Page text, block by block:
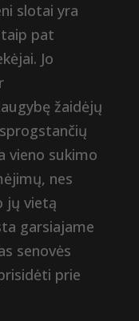
slotai yra
pat
Jo
žaidėjų
vieno sukimo
nes
jų vietą
garsiajame
senovės
prie